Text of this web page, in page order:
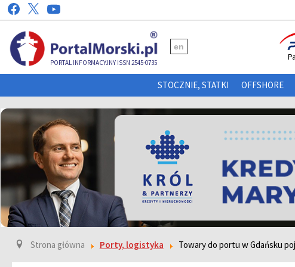
PORTAL INFORMACYJNY ISSN 2545-0735
en
STOCZNIE, STATKI OFFSHORE
Strona główna Porty, logistyka Towary do portu w Gdańsku